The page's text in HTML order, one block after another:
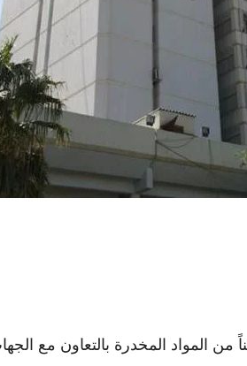
وزارة الصحة، اليوم الخميس، عن إتلاف أكثر من 25